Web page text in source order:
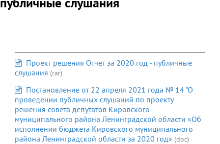
Проект решения Отчет за 2020 год - публичные
слушания (rar)
Постановление от 22 апреля 2021 года № 14 "О
проведении публичных слушаний по проекту
решения совета депутатов Кировского
муниципального района Ленинградской области «Об
исполнении бюджета Кировского муниципального
района Ленинградской области за 2020 год» (doc)